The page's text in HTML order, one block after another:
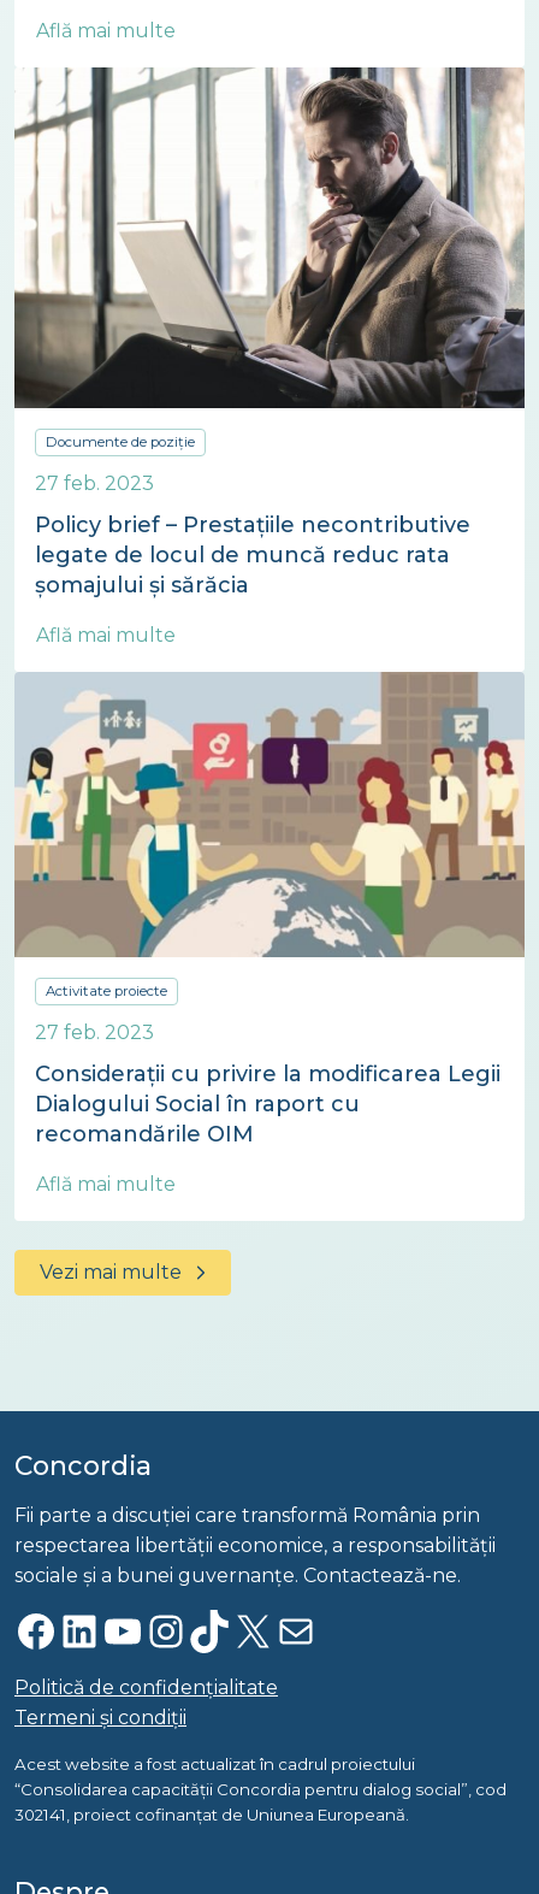
Află mai multe
Documente de poziție
27 feb. 2023
Policy brief – Prestațiile necontributive
legate de locul de muncă reduc rata
șomajului și sărăcia
Află mai multe
Activitate proiecte
27 feb. 2023
Considerații cu privire la modificarea Legii
Dialogului Social în raport cu
recomandările OIM
Află mai multe
Vezi mai multe
Concordia
Fii parte a discuției care transformă România prin
respectarea libertății economice, a responsabilității
sociale și a bunei guvernanțe. Contactează-ne.
Facebook LinkedIn YouTube InstagramTikTok X Mail
Politică de confidențialitate
Termeni și condiții
Acest website a fost actualizat în cadrul proiectului
“Consolidarea capacității Concordia pentru dialog social”, cod
302141, proiect cofinanțat de Uniunea Europeană.